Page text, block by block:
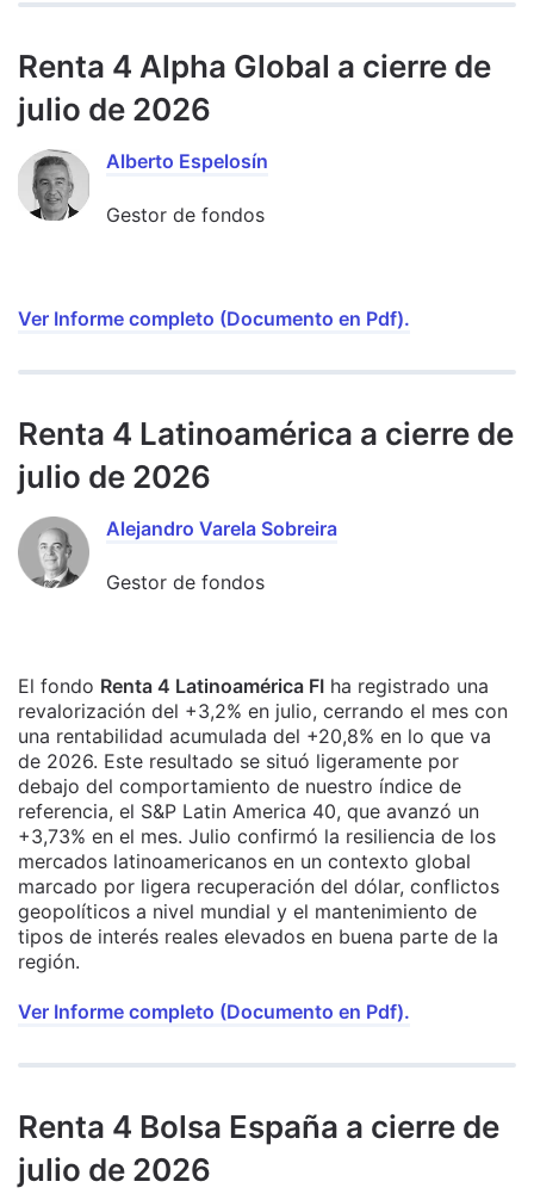
Renta 4 Alpha Global a cierre de
julio de 2026
Alberto Espelosín
Gestor de fondos
Ver Informe completo (Documento en Pdf).
Renta 4 Latinoamérica a cierre de
julio de 2026
Alejandro Varela Sobreira
Gestor de fondos
El fondo Renta 4 Latinoamérica FI ha registrado una
revalorización del +3,2% en julio, cerrando el mes con
una rentabilidad acumulada del +20,8% en lo que va
de 2026. Este resultado se situó ligeramente por
debajo del comportamiento de nuestro índice de
referencia, el S&P Latin America 40, que avanzó un
+3,73% en el mes. Julio confirmó la resiliencia de los
mercados latinoamericanos en un contexto global
marcado por ligera recuperación del dólar, conflictos
geopolíticos a nivel mundial y el mantenimiento de
tipos de interés reales elevados en buena parte de la
región.
Ver Informe completo (Documento en Pdf).
Renta 4 Bolsa España a cierre de
julio de 2026